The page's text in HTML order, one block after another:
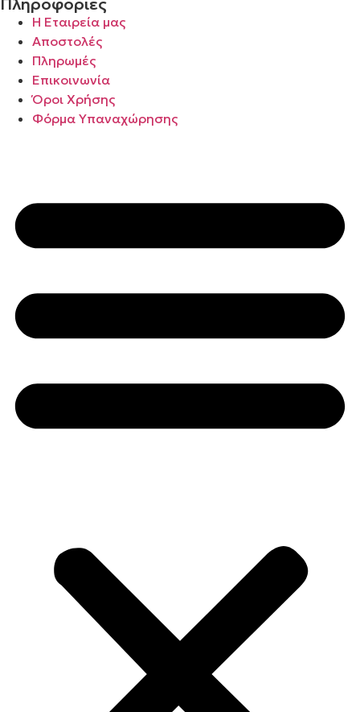
Η Εταιρεία μας
Αποστολές
Πληρωμές
Επικοινωνία
Όροι Χρήσης
Φόρμα Υπαναχώρησης